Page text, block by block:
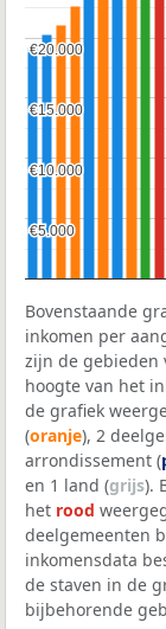
€5.000
€5.000
€10.000
€10.000
€15.000
€15.000
€20.000
€20.000
Bovenstaande
inkomen per
zijn de gebieden
hoogte van het
de grafiek
(oranje), 2
arrondissement (
en 1 land (grijs).
het rood
deelgemeenten
inkomensdata
de staven in de
bijbehorende